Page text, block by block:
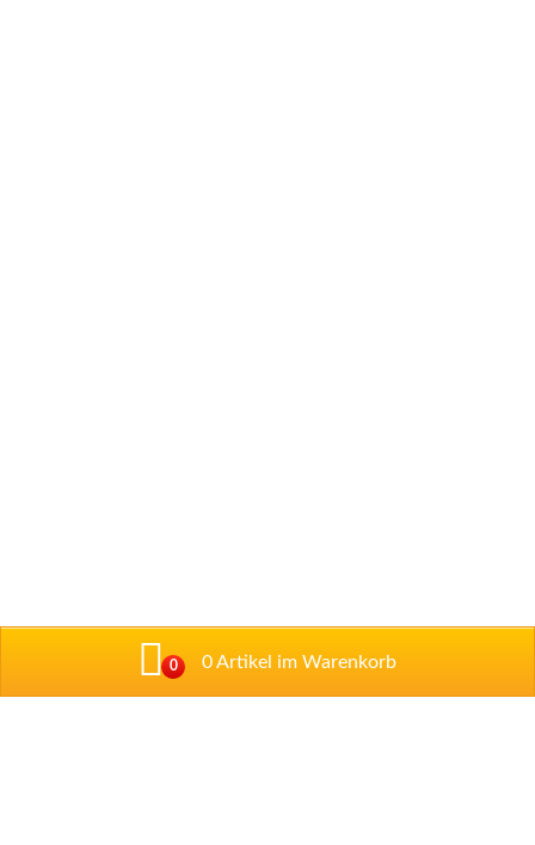
0 0 Artikel im Warenkorb